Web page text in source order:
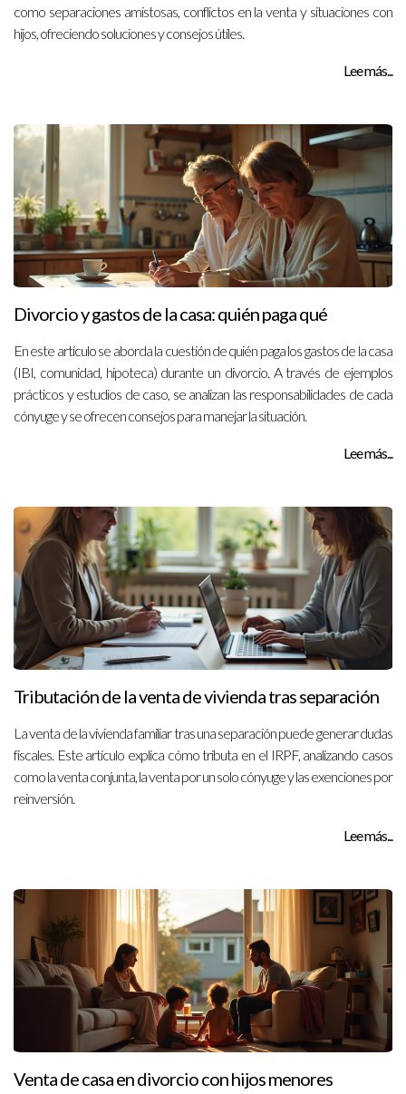
como separaciones amistosas, conflictos en la venta y situaciones con
hijos, ofreciendo soluciones y consejos útiles.
Lee más...
Divorcio y gastos de la casa: quién paga qué
En este artículo se aborda la cuestión de quién paga los gastos de la casa
(IBI, comunidad, hipoteca) durante un divorcio. A través de ejemplos
prácticos y estudios de caso, se analizan las responsabilidades de cada
cónyuge y se ofrecen consejos para manejar la situación.
Lee más...
Tributación de la venta de vivienda tras separación
La venta de la vivienda familiar tras una separación puede generar dudas
fiscales. Este artículo explica cómo tributa en el IRPF, analizando casos
como la venta conjunta, la venta por un solo cónyuge y las exenciones por
reinversión.
Lee más...
Venta de casa en divorcio con hijos menores